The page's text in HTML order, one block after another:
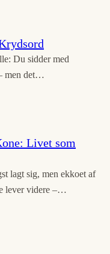
Du sidder med
men det…
Livet som
lagt sig, men ekkoet af
lever videre –…